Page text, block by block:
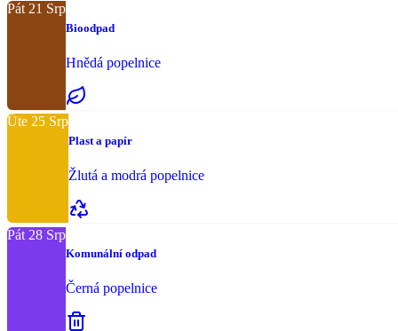
Pát 21 Srp
Bioodpad
Hnědá popelnice
Úte 25 Srp
Plast a papír
Žlutá a modrá popelnice
Pát 28 Srp
Komunální odpad
Černá popelnice